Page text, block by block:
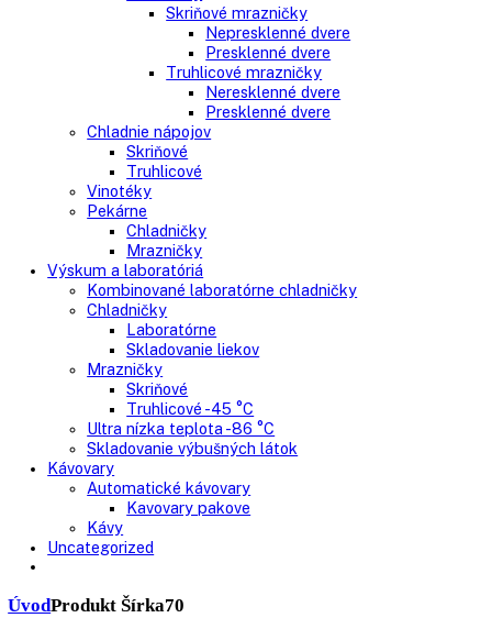
Gastro prevádzky
Kombinované chladničky
Chladničky
Nepresklenné dvere
Presklenné dvere
Mrazničky
Skriňové mrazničky
Truhlicové mrazničky
Chladnie nápojov
Skriňové
Truhlicové
Vinotéky
Pekárne
Chladničky
Mrazničky
Výskum a laboratóriá
Kombinované laboratórne chladničky
Chladničky
Laboratórne
Skladovanie liekov
Mrazničky
Truhlicové -45 °C